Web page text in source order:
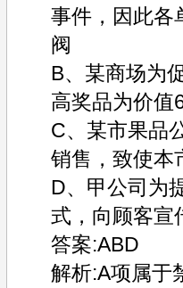
事件，因此各
阀
B、某商场为
高奖品为价值
C、某市果品
销售，致使本
D、甲公司为
式，向顾客宣
答案:ABD
解析:A项属于